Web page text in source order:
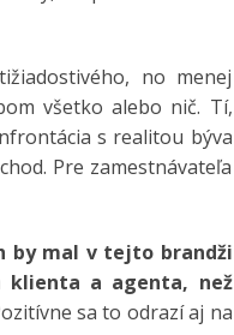
no menej
všetko alebo nič. Tí,
s realitou býva
Pre zamestnávateľa
by mal v tejto brandži
klienta a agenta, než
sa to odrazí aj na